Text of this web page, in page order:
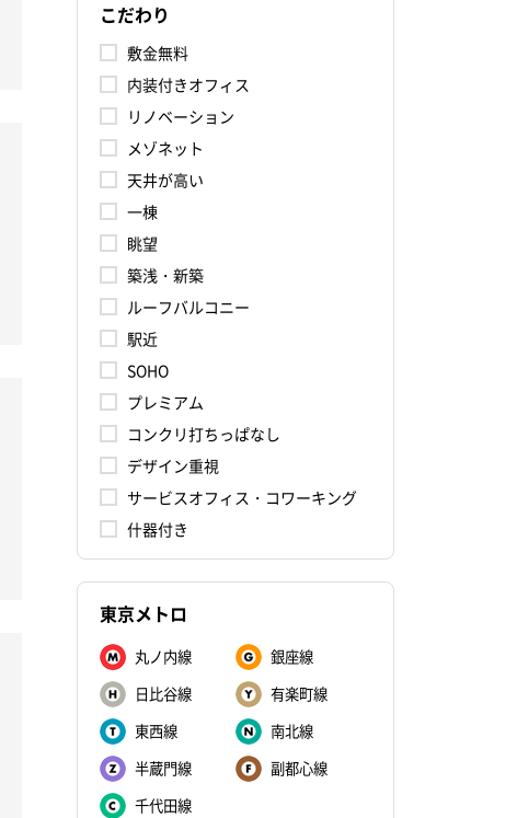
こだわり
敷金無料
内装付きオフィス
リノベーション
メゾネット
天井が高い
一棟
眺望
築浅・新築
ルーフバルコニー
駅近
SOHO
プレミアム
コンクリ打ちっぱなし
デザイン重視
サービスオフィス・コワーキング
什器付き
東京メトロ
丸ノ内線
銀座線
日比谷線
有楽町線
東西線
南北線
半蔵門線
副都心線
千代田線